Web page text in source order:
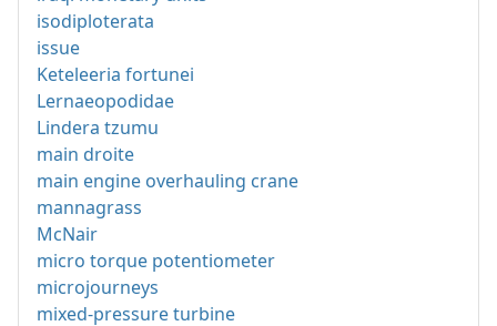
isodiploterata
issue
Keteleeria fortunei
Lernaeopodidae
Lindera tzumu
main droite
main engine overhauling crane
mannagrass
McNair
micro torque potentiometer
microjourneys
mixed-pressure turbine